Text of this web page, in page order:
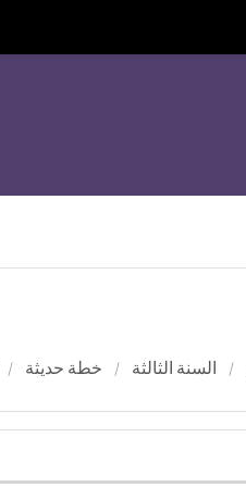
خطة حديثة السنة الثالثة